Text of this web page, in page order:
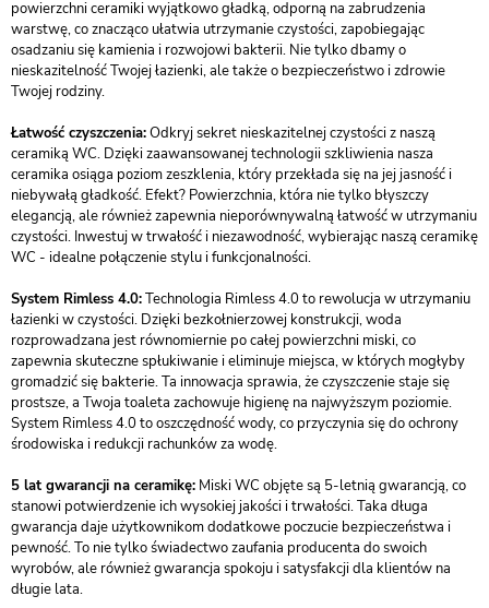
powierzchni ceramiki wyjątkowo gładką, odporną na zabrudzenia
warstwę, co znacząco ułatwia utrzymanie czystości, zapobiegając
osadzaniu się kamienia i rozwojowi bakterii. Nie tylko dbamy o
nieskazitelność Twojej łazienki, ale także o bezpieczeństwo i zdrowie
Twojej rodziny.
Łatwość czyszczenia:Odkryj sekret nieskazitelnej czystości z naszą
ceramiką WC. Dzięki zaawansowanej technologii szkliwienia nasza
ceramika osiąga poziom zeszklenia, który przekłada się na jej jasność i
niebywałą gładkość. Efekt? Powierzchnia, która nie tylko błyszczy
elegancją, ale również zapewnia nieporównywalną łatwość w utrzymaniu
czystości. Inwestuj w trwałość i niezawodność, wybierając naszą ceramikę
WC - idealne połączenie stylu i funkcjonalności.
System Rimless 4.0:Technologia Rimless 4.0 to rewolucja w utrzymaniu
łazienki w czystości. Dzięki bezkołnierzowej konstrukcji, woda
rozprowadzana jest równomiernie po całej powierzchni miski, co
zapewnia skuteczne spłukiwanie i eliminuje miejsca, w których mogłyby
gromadzić się bakterie. Ta innowacja sprawia, że czyszczenie staje się
prostsze, a Twoja toaleta zachowuje higienę na najwyższym poziomie.
System Rimless 4.0 to oszczędność wody, co przyczynia się do ochrony
środowiska i redukcji rachunków za wodę.
5 lat gwarancji na ceramikę: Miski WC objęte są 5-letnią gwarancją, co
stanowi potwierdzenie ich wysokiej jakości i trwałości. Taka długa
gwarancja daje użytkownikom dodatkowe poczucie bezpieczeństwa i
pewność. To nie tylko świadectwo zaufania producenta do swoich
wyrobów, ale również gwarancja spokoju i satysfakcji dla klientów na
długie lata.